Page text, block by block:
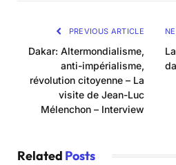
PREVIOUS ARTICLE
Dakar: Altermondialisme,
anti-impérialisme,
révolution citoyenne – La
visite de Jean-Luc
Mélenchon – Interview
Related Posts